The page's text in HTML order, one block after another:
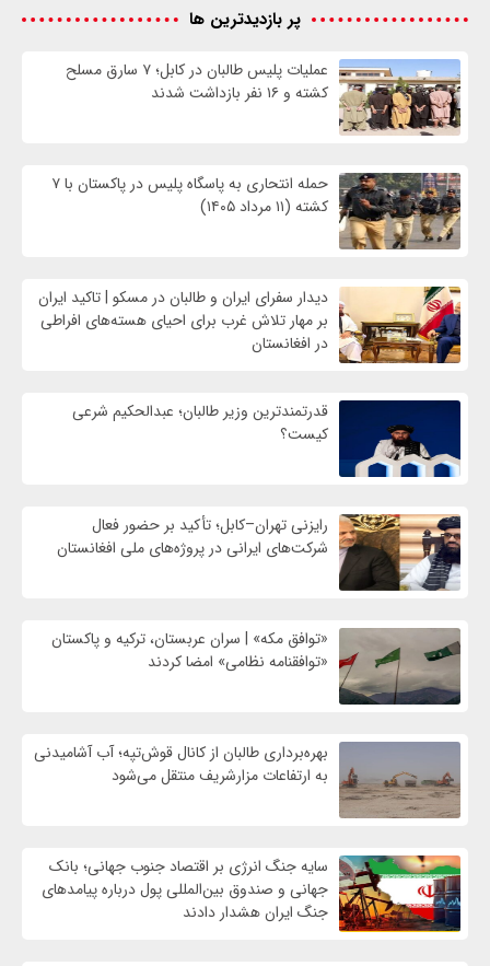
پر بازدیدترین ها
عملیات پلیس طالبان در کابل؛ ۷ سارق مسلح
کشته و ۱۶ نفر بازداشت شدند
حمله انتحاری به پاسگاه پلیس در پاکستان با ۷
کشته (۱۱ مرداد ۱۴۰۵)
دیدار سفرای ایران و طالبان در مسکو | تاکید ایران
بر مهار تلاش‌ غرب برای احیای هسته‌های افراطی
در افغانستان
قدرتمندترین وزیر طالبان؛ عبدالحکیم شرعی
کیست؟
رایزنی تهران–کابل؛ تأکید بر حضور فعال
شرکت‌های ایرانی در پروژه‌های ملی افغانستان
«توافق مکه» | سران عربستان، ترکیه و پاکستان
«توافقنامه نظامی» امضا کردند
بهره‌برداری طالبان از کانال قوش‌تپه؛ آب آشامیدنی
به ارتفاعات مزارشریف منتقل می‌شود
سایه جنگ انرژی بر اقتصاد جنوب جهانی؛ بانک
جهانی و صندوق بین‌المللی پول درباره پیامدهای
جنگ ایران هشدار دادند